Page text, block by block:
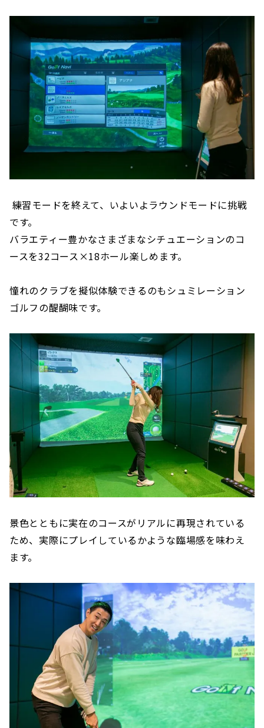
練習モードを終えて、いよいよラウンドモードに挑戦
です。
バラエティー豊かなさまざまなシチュエーションのコ
ースを32コース×18ホール楽しめます。
憧れのクラブを擬似体験できるのもシュミレーション
ゴルフの醍醐味です。
景色とともに実在のコースがリアルに再現されている
ため、実際にプレイしているかような臨場感を味わえ
ます。